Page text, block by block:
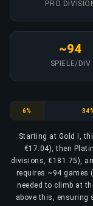
PRO
~94
SPIELE/DIV
Gold
6%
Starting at Gold I,
€17.04), then
divisions, €181.75),
requires ~94 games
needed to climb at
above this, ensuring